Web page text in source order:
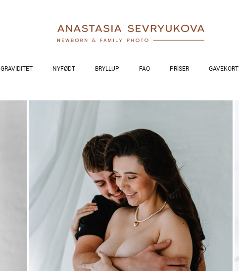
GRAVIDITET NYFØDT BRYLLUP FAQ PRISER GAVEKORT